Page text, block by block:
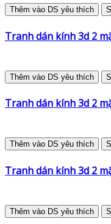
Thêm vào DS yêu thích
Tranh dán kính 3d 2
Thêm vào DS yêu thích
Tranh dán kính 3d 2
Thêm vào DS yêu thích
Tranh dán kính 3d 2
Thêm vào DS yêu thích